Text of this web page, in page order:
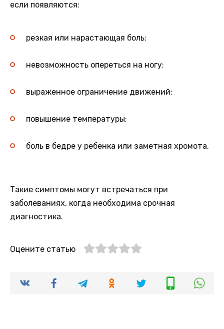
если появляются:
резкая или нарастающая боль;
невозможность опереться на ногу;
выраженное ограничение движений;
повышение температуры;
боль в бедре у ребенка или заметная хромота.
Такие симптомы могут встречаться при
заболеваниях, когда необходима срочная
диагностика.
Оцените статью